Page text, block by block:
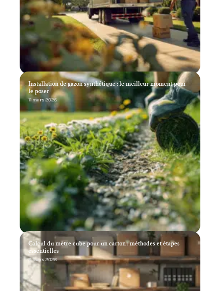
Installation de gazon synthétique : le meilleur moment pour
le poser
11 mars 2026
Calcul du mètre cube pour un carton : méthodes et étapes
essentielles
11 mars 2026